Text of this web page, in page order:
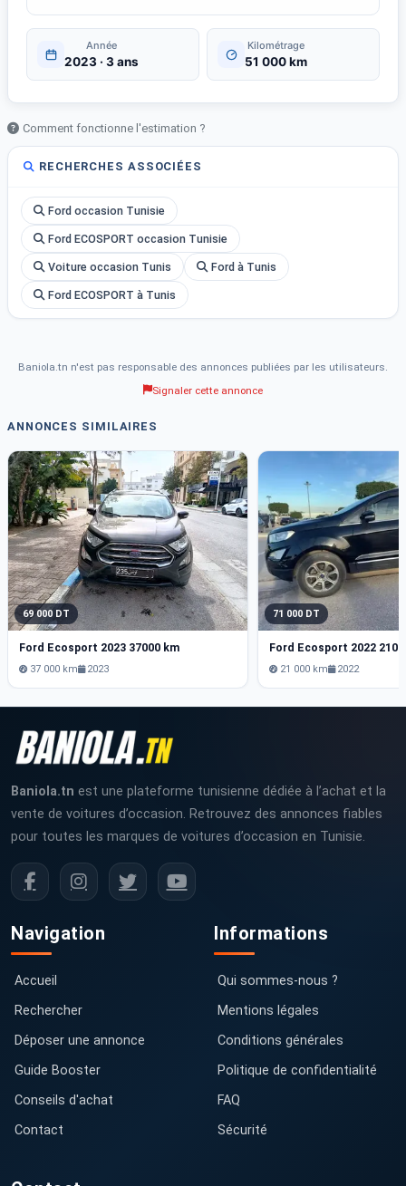
Année
2023 · 3 ans
Kilométrage
51 000 km
Comment fonctionne l'estimation ?
RECHERCHES ASSOCIÉES
Ford occasion Tunisie
Ford ECOSPORT occasion Tunisie
Voiture occasion Tunis Ford à Tunis
Ford ECOSPORT à Tunis
Baniola.tn n'est pas responsable des annonces publiées par les utilisateurs.
Signaler cette annonce
ANNONCES SIMILAIRES
69 000 DT
Ford Ecosport 2023 37000 km
37 000 km 2023
71 000 DT
21 000 km 2022
Baniola.tn est une plateforme tunisienne dédiée à l’achat et la
vente de voitures d’occasion. Retrouvez des annonces fiables
pour toutes les marques de voitures d’occasion en Tunisie.
Navigation
Accueil
Rechercher
Déposer une annonce
Guide Booster
Conseils d'achat
Contact
Informations
Qui sommes-nous ?
Mentions légales
Conditions générales
Politique de confidentialité
FAQ
Sécurité